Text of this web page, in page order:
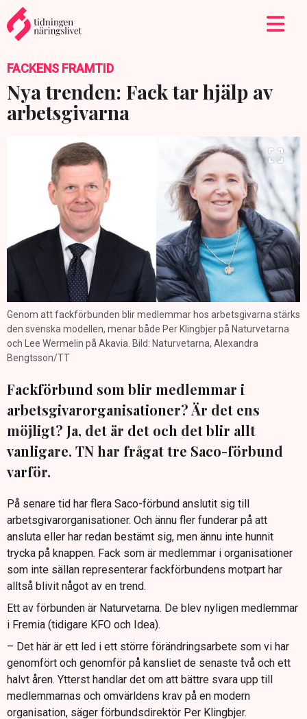
FACKENS FRAMTID
Nya trenden: Fack tar hjälp av
arbetsgivarna
Genom att fackförbunden blir medlemmar hos arbetsgivarna stärks
den svenska modellen, menar både Per Klingbjer på Naturvetarna
och Lee Wermelin på Akavia. Bild: Naturvetarna, Alexandra
Bengtsson/TT
Fackförbund som blir medlemmar i
arbetsgivarorganisationer? Är det ens
möjligt? Ja, det är det och det blir allt
vanligare. TN har frågat tre Saco-förbund
varför.
På senare tid har flera Saco-förbund anslutit sig till
arbetsgivarorganisationer. Och ännu fler funderar på att
ansluta eller har redan bestämt sig, men ännu inte hunnit
trycka på knappen. Fack som är medlemmar i organisationer
som inte sällan representerar fackförbundens motpart har
alltså blivit något av en trend.
Ett av förbunden är Naturvetarna. De blev nyligen medlemmar
i Fremia (tidigare KFO och Idea).
– Det här är ett led i ett större förändringsarbete som vi har
genomfört och genomför på kansliet de senaste två och ett
halvt åren. Ytterst handlar det om att bättre svara upp till
medlemmarnas och omvärldens krav på en modern
organisation, säger förbundsdirektör Per Klingbjer.